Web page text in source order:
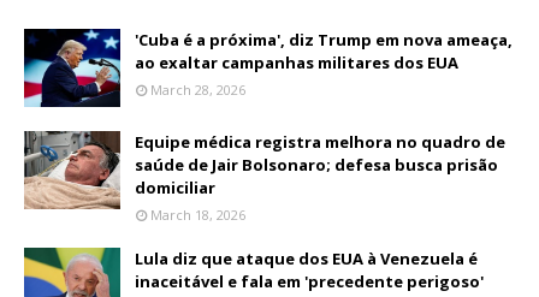
'Cuba é a próxima', diz Trump em nova ameaça,
ao exaltar campanhas militares dos EUA
March 28, 2026
Equipe médica registra melhora no quadro de
saúde de Jair Bolsonaro; defesa busca prisão
domiciliar
March 18, 2026
Lula diz que ataque dos EUA à Venezuela é
inaceitável e fala em 'precedente perigoso'